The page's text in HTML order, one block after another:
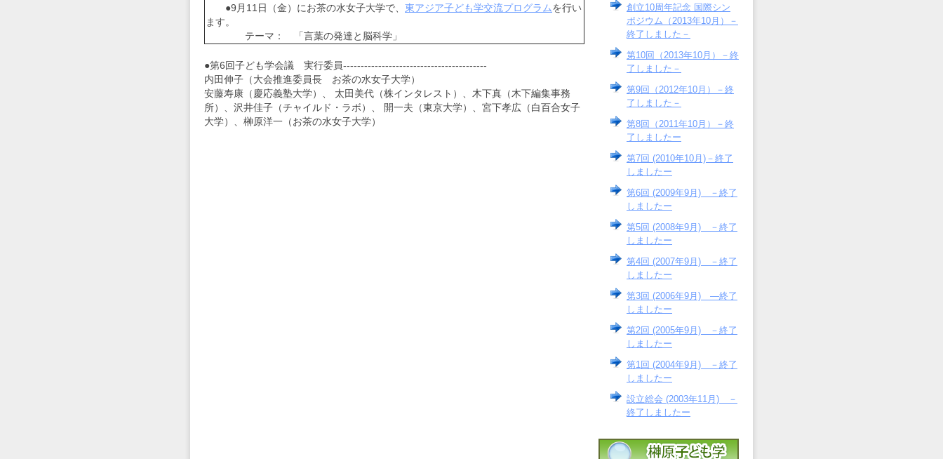
●9月11日（金）にお茶の水女子大学で、 東アジア子ども学交流プログラムを行い
ます。
テーマ： 「言葉の発達と脳科学」
●第6回子ども学会議 実行委員-----------------------------------------
内田伸子（大会推進委員長 お茶の水女子大学）
安藤寿康（慶応義塾大学）、 太田美代（株インタレスト）、木下真（木下編集事務
所）、沢井佳子（チャイルド・ラボ）、 開一夫（東京大学）、宮下孝広（白百合女子
大学）、榊原洋一（お茶の水女子大学）
創立10周年記念 国際シン
ポジウム（2013年10月）－
終了しました－
第10回（2013年10月）－終
了しました－
第9回（2012年10月）－終
了しました－
第8回（2011年10月）－終
了しましたー
第7回 (2010年10月)－終了
しましたー
第6回 (2009年9月) －終了
しましたー
第5回 (2008年9月) －終了
しましたー
第4回 (2007年9月) －終了
しましたー
第3回 (2006年9月) ―終了
しましたー
第2回 (2005年9月) －終了
しましたー
第1回 (2004年9月) －終了
しましたー
設立総会 (2003年11月) －
終了しましたー